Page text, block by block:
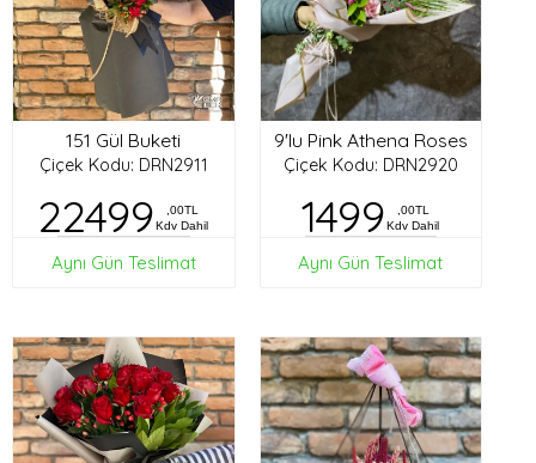
151 Gül Buketi
Çiçek Kodu: DRN2911
22499
,00TL
Kdv Dahil
Aynı Gün Teslimat
9'lu Pink Athena Roses
Çiçek Kodu: DRN2920
1499
,00TL
Kdv Dahil
Aynı Gün Teslimat